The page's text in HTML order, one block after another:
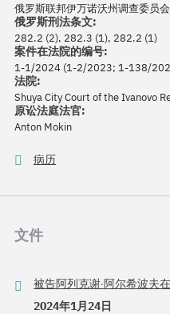
俄罗斯联邦伊万诺沃州调查委员
俄罗斯刑法条文:
282.2 (2), 282.3 (1), 282.2 (1)
案件在法院的编号:
1-1/2024 (1-2/2023; 1-138/
法院:
Shuya City Court of the Ivanovo
原讼法庭法官:
Anton Mokin
病历
文件
被告阿列克谢·阿尔希波夫
2024年1月24日